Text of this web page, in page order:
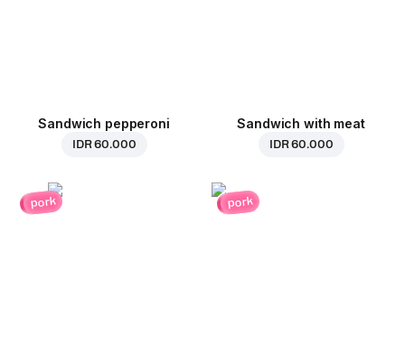
Sandwich pepperoni
IDR 60.000
Sandwich with meat
IDR 60.000
pork pork